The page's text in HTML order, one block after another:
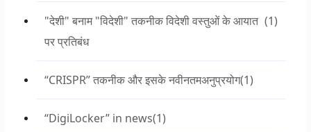
"देशी" बनाम "विदेशी" तकनीक विदेशी वस्तुओं के आयात
पर प्रतिबंध
(1)
“CRISPR” तकनीक और इसके नवीनतमअनुप्रयोग(1)
“DigiLocker” in news(1)